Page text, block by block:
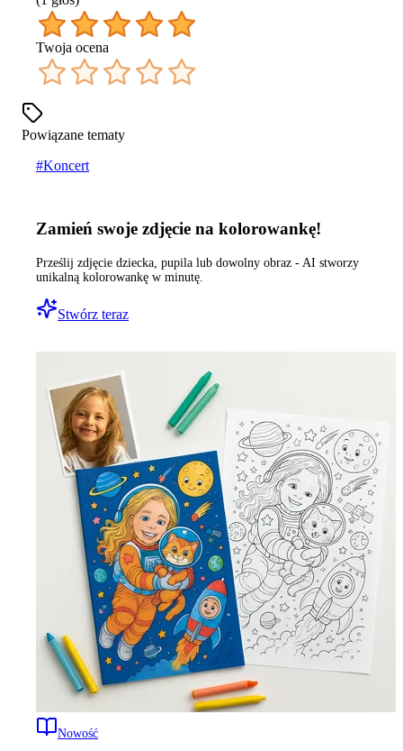
Twoja ocena
Powiązane tematy
#Koncert
Zamień swoje zdjęcie na kolorowankę!
Prześlij zdjęcie dziecka, pupila lub dowolny obraz - AI stworzy
unikalną kolorowankę w minutę.
Stwórz teraz
Nowość